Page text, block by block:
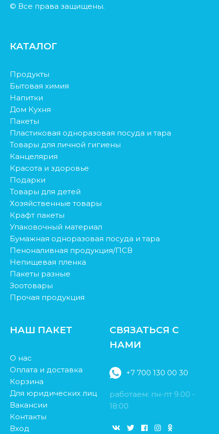
© Все права защищены.
КАТАЛОГ
Продукты
Бытовая химия
Напитки
Дом Кухня
Пакеты
Пластиковая одноразовая посуда и тара
Товары для личной гигиены
Канцелярия
Красота и здоровье
Подарки
Товары для детей
Хозяйственные товары
Крафт пакеты
Упаковочный материал
Бумажная одноразовая посуда и тара
Пеноналивная продукция/ПСВ
Непищевая пленка
Пакеты разные
Зоотовары
Прочая продукция
НАШ ПАКЕТ
О нас
Оплата и доставка
Корзина
Для юридических лиц
Вакансии
Контакты
Вход
СВЯЗАТЬСЯ С
НАМИ
+7 700 130 00 30
работаем: пн-пт 9.00 -
18:00